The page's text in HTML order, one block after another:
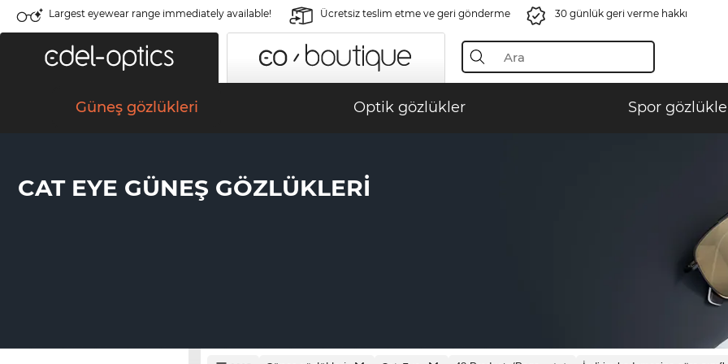
Largest eyewear range immediately available! Ücretsiz teslim etme ve geri gönderme 30 günlük geri verme hakkı
Güneş gözlükleri Optik gözlükler Spor
CAT EYE GÜNEŞ GÖZLÜKLERI